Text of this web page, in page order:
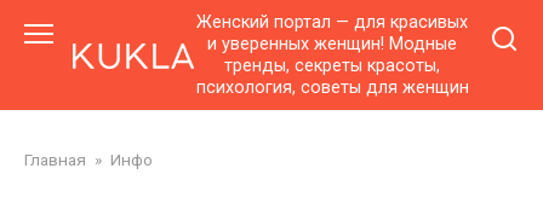
контенту
Женский портал — для красивых
и уверенных женщин! Модные
тренды, секреты красоты,
психология, советы для женщин
Главная » Инфо